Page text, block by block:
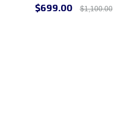
Precio
$699.00 $1,100.00